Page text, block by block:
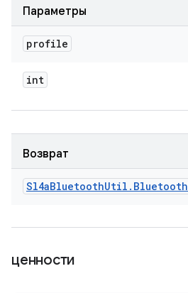
Параметры
profile
int
Возврат
Sl4aBluetoothUtil . Bluetooth
ценности